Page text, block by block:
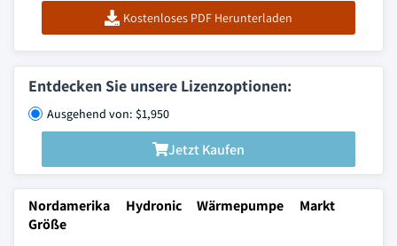
Kostenloses PDF Herunterladen
Entdecken Sie unsere Lizenzoptionen:
Ausgehend von: $1,950
Jetzt Kaufen
Nordamerika Hydronic Wärmepumpe Markt
Größe